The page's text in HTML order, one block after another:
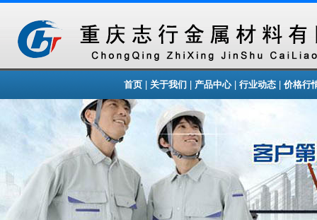
首页| 关于我们| 产品中心| 行业动态| 价格行